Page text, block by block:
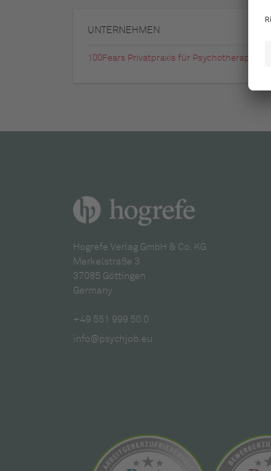
UNTERNEHMEN
100Fears Privatpraxis für Psychotherapie
Hogrefe Verlag GmbH & Co. KG
Merkelstraße 3
37085 Göttingen
Germany
+49 551 999 50 0
info@psychjob.eu